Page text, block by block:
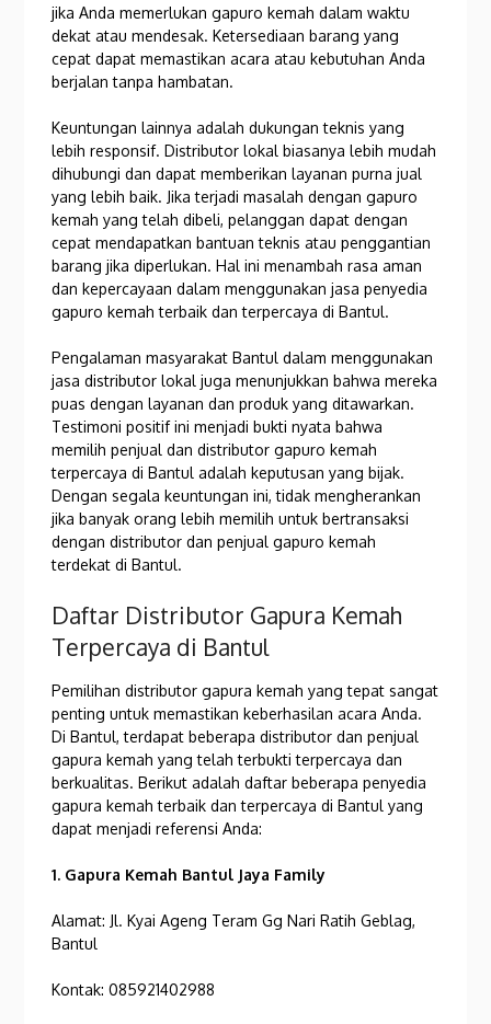
jika Anda memerlukan gapuro kemah dalam waktu
dekat atau mendesak. Ketersediaan barang yang
cepat dapat memastikan acara atau kebutuhan Anda
berjalan tanpa hambatan.
Keuntungan lainnya adalah dukungan teknis yang
lebih responsif. Distributor lokal biasanya lebih mudah
dihubungi dan dapat memberikan layanan purna jual
yang lebih baik. Jika terjadi masalah dengan gapuro
kemah yang telah dibeli, pelanggan dapat dengan
cepat mendapatkan bantuan teknis atau penggantian
barang jika diperlukan. Hal ini menambah rasa aman
dan kepercayaan dalam menggunakan jasa penyedia
gapuro kemah terbaik dan terpercaya di Bantul.
Pengalaman masyarakat Bantul dalam menggunakan
jasa distributor lokal juga menunjukkan bahwa mereka
puas dengan layanan dan produk yang ditawarkan.
Testimoni positif ini menjadi bukti nyata bahwa
memilih penjual dan distributor gapuro kemah
terpercaya di Bantul adalah keputusan yang bijak.
Dengan segala keuntungan ini, tidak mengherankan
jika banyak orang lebih memilih untuk bertransaksi
dengan distributor dan penjual gapuro kemah
terdekat di Bantul.
Daftar Distributor Gapura Kemah
Terpercaya di Bantul
Pemilihan distributor gapura kemah yang tepat sangat
penting untuk memastikan keberhasilan acara Anda.
Di Bantul, terdapat beberapa distributor dan penjual
gapura kemah yang telah terbukti terpercaya dan
berkualitas. Berikut adalah daftar beberapa penyedia
gapura kemah terbaik dan terpercaya di Bantul yang
dapat menjadi referensi Anda:
1. Gapura Kemah Bantul Jaya Family
Alamat: Jl. Kyai Ageng Teram Gg Nari Ratih Geblag,
Bantul
Kontak: 085921402988